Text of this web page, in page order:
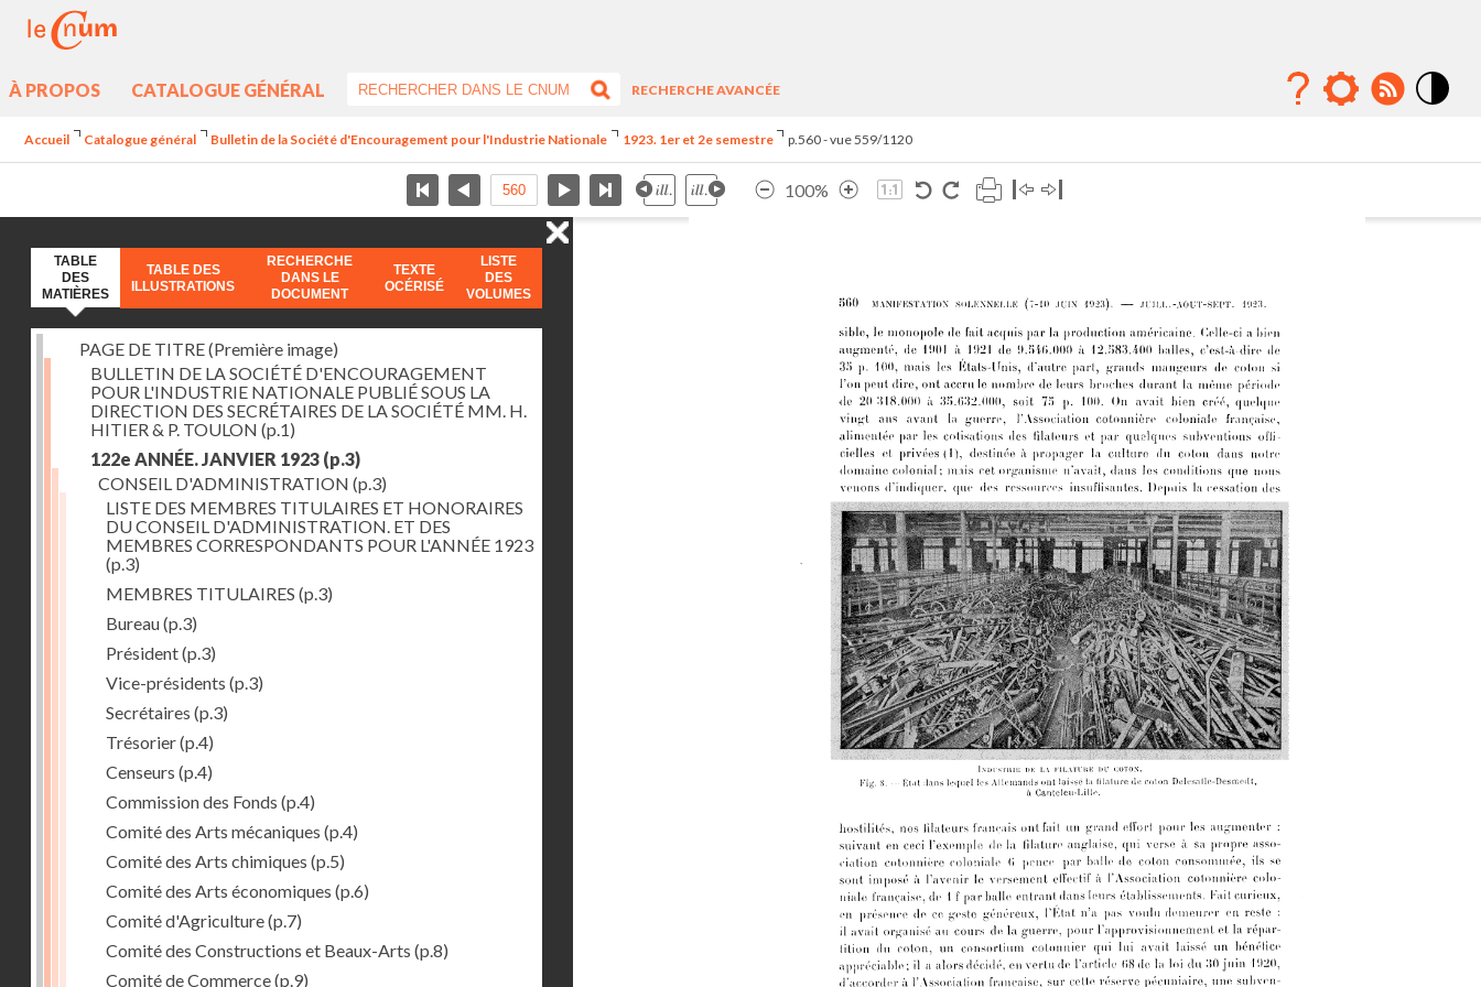
À PROPOS CATALOGUE GÉNÉRAL
RECHERCHE AVANCÉE
Accueil Catalogue général Bulletin de la Société d'Encouragement pour l'Industrie Nationale 1923. 1er et 2e semestre p.560 - vue 559/1120
100%
TABLE
DES
MATIÈRES
TABLE DES
ILLUSTRATIONS
RECHERCHE
DANS LE
DOCUMENT
TEXTE
OCÉRISÉ
LISTE
DES
VOLUMES
PAGE DE TITRE (Première image)
BULLETIN DE LA SOCIÉTÉ D'ENCOURAGEMENT
POUR L'INDUSTRIE NATIONALE PUBLIÉ SOUS LA
DIRECTION DES SECRÉTAIRES DE LA SOCIÉTÉ MM. H.
HITIER & P. TOULON (p.1)
122e ANNÉE. JANVIER 1923 (p.3)
CONSEIL D'ADMINISTRATION (p.3)
LISTE DES MEMBRES TITULAIRES ET HONORAIRES
DU CONSEIL D'ADMINISTRATION. ET DES
MEMBRES CORRESPONDANTS POUR L'ANNÉE 1923
(p.3)
MEMBRES TITULAIRES (p.3)
Bureau(p.3)
Président(p.3)
Vice-présidents (p.3)
Secrétaires (p.3)
Trésorier(p.4)
Censeurs (p.4)
Commission des Fonds (p.4)
Comité des Arts mécaniques (p.4)
Comité des Arts chimiques (p.5)
Comité des Arts économiques (p.6)
Comité d'Agriculture(p.7)
Comité des Constructions et Beaux-Arts (p.8)
Comité de Commerce(p.9)